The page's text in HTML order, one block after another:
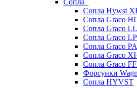
Сопла
Сопла Hywst
Сопла Graco
Сопла Graco
Сопла Graco LP
Сопла Graco
Сопла Graco
Сопла Graco
Форсунки
Сопла HYVST